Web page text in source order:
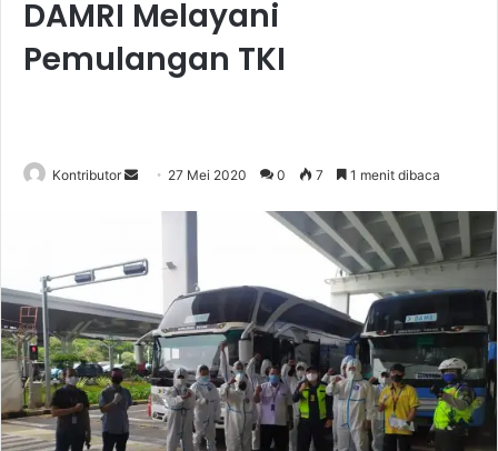
DAMRI Melayani
Pemulangan TKI
Kontributor
d
a
n
e
m
a
i
l
27 Mei 2020 0 7 1 menit dibaca